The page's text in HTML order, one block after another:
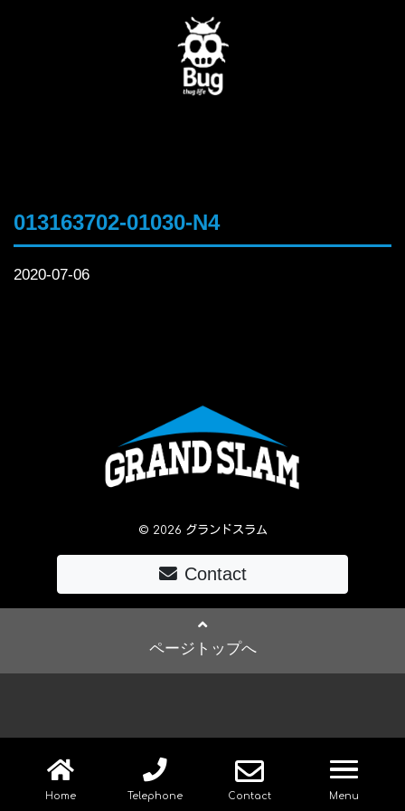
Home Telephone Contact Menu
013163702-01030-N4
2020-07-06
© 2026 グランドスラム
Contact
ページトップへ